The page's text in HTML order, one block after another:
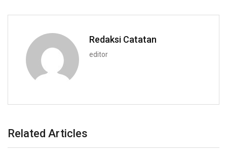
Redaksi Catatan
editor
Related Articles